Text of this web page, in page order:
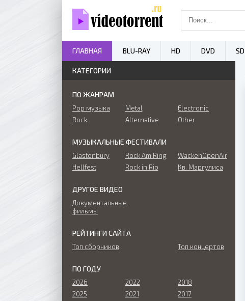
КАТЕГОРИИ
ПО ЖАНРАМ
Pop музыка
Rock
Metal
Alternative
Electronic
Other
МУЗЫКАЛЬНЫЕ ФЕСТИВАЛИ
Glastonbury
Hellfest
Rock Am Ring
Rock in Rio
WackenOpenAir
Кв. Маргулиса
ДРУГОЕ ВИДЕО
Документальные
фильмы
РЕЙТИНГИ САЙТА
Топ сборников Топ концертов
ПО ГОДУ
2026
2025
2022
2021
2018
2017
ГЛАВНАЯ BLU-RAY HD DVD SD